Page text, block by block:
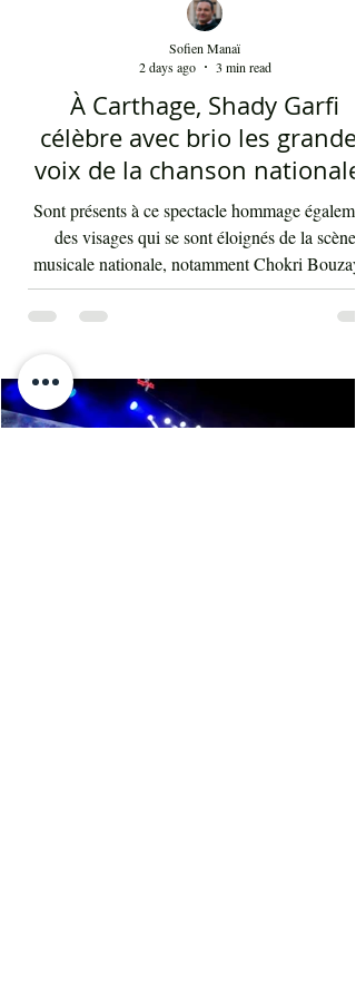
À Carthage, Shady Garfi
célèbre avec brio les grandes
voix de la chanson nationale
Par Sofien Manaï
Sont présents à ce spectacle hommage
des visages qui se sont éloignés de la scène
et Nourreddine Beji, un plaisir de les retrouver
nouveau sur scène. Par la suite, c'était autour
d'Asma Ben Ahmed, une voix à la fois
Sofien Manaï
2 days ago
3 min read